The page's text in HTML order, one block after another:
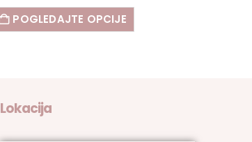
POGLEDAJTE OPCIJE
Lokacija